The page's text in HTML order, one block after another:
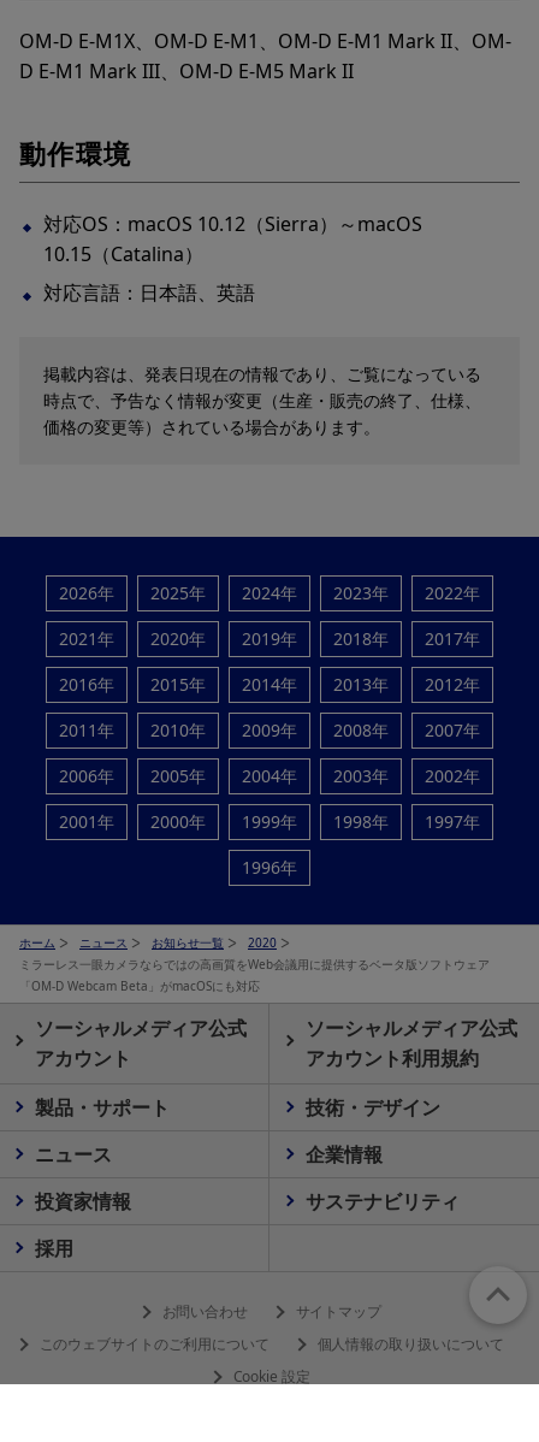
OM-D E-M1X、OM-D E-M1、OM-D E-M1 Mark II、OM-
D E-M1 Mark III、OM-D E-M5 Mark II
動作環境
対応OS：macOS 10.12（Sierra）～macOS
10.15（Catalina）
対応言語：日本語、英語
掲載内容は、発表日現在の情報であり、ご覧になっている
時点で、予告なく情報が変更（生産・販売の終了、仕様、
価格の変更等）されている場合があります。
2026年 2025年 2024年 2023年
2022年
2021年
2020年 2019年 2018年
2017年
2016年
2015年 2014年 2013年
2012年
2011年
2010年 2009年 2008年
2007年
2006年
2005年 2004年 2003年
2002年
2001年
2000年 1999年 1998年
1997年
1996年
ホーム ニュース お知らせ一覧
2020
ミラーレス一眼カメラならではの高画質をWeb会議用に提供するベータ版ソフトウェア
「OM-D Webcam Beta」がmacOSにも対応
ソーシャルメディア公式
アカウント
ソーシャルメディア公式
アカウント利用規約
製品・サポート
技術・デザイン
ニュース
企業情報
投資家情報
サステナビリティ
採用
お問い合わせ
サイトマップ
このウェブサイトのご利用について
個人情報の取り扱いについて
Cookie 設定